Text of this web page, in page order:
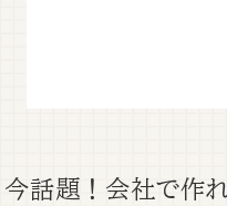
今話題！会社で作